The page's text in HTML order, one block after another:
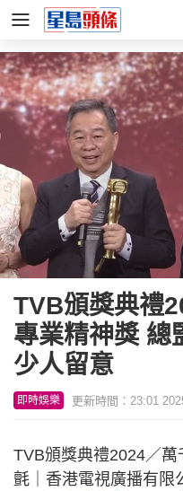
TVB頒獎典禮
專業精神獎 總
少人留意
即時娛樂 更新時間：23:01
TVB頒獎典禮2024／
氈｜香港電視廣播有限